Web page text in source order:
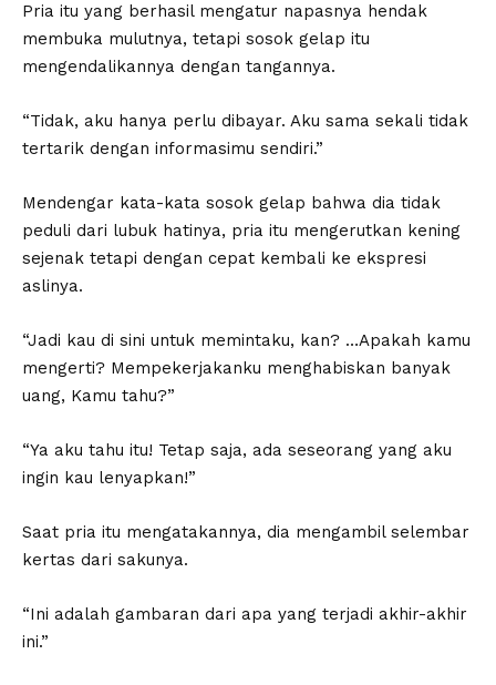
Pria itu yang berhasil mengatur napasnya hendak
membuka mulutnya, tetapi sosok gelap itu
mengendalikannya dengan tangannya.
“Tidak, aku hanya perlu dibayar. Aku sama sekali tidak
tertarik dengan informasimu sendiri.”
Mendengar kata-kata sosok gelap bahwa dia tidak
peduli dari lubuk hatinya, pria itu mengerutkan kening
sejenak tetapi dengan cepat kembali ke ekspresi
aslinya.
“Jadi kau di sini untuk memintaku, kan? …Apakah kamu
mengerti? Mempekerjakanku menghabiskan banyak
uang, Kamu tahu?”
“Ya aku tahu itu! Tetap saja, ada seseorang yang aku
ingin kau lenyapkan!”
Saat pria itu mengatakannya, dia mengambil selembar
kertas dari sakunya.
“Ini adalah gambaran dari apa yang terjadi akhir-akhir
ini.”